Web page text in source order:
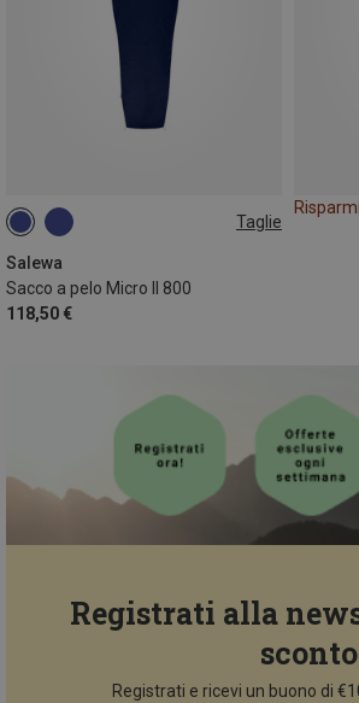
Taglie
Salewa
Sacco a pelo Micro II 800
118,50 €
MAX. 185CM | LEFT
MAX. 185CM | RIGHT
Registrati alla
Registrati e ricevi un buono di